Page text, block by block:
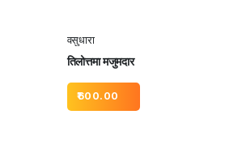
वसुधारा
तिलोत्तमा मजुमदार
600.00